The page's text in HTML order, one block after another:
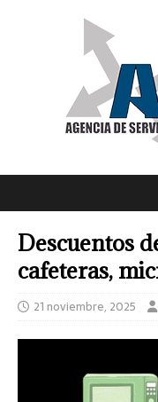
Descuentos
cafeteras,
21 noviembre, 2025